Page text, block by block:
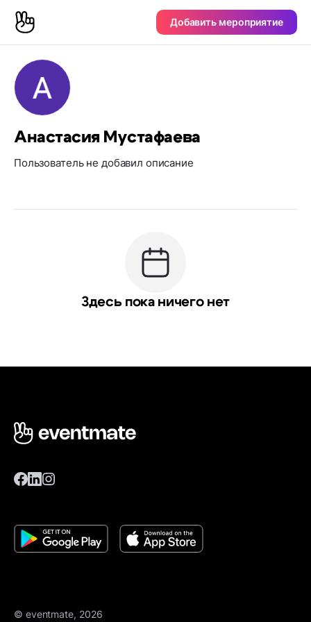
Добавить мероприятие
Анастасия Мустафаева
Пользователь не добавил описание
Здесь пока ничего нет
© eventmate, 2026